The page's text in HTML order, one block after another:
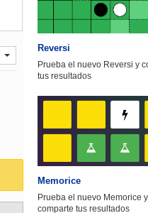
Reversi
Prueba el nuevo Reversi y
tus resultados
Memorice
Prueba el nuevo Memorice y
comparte tus resultados